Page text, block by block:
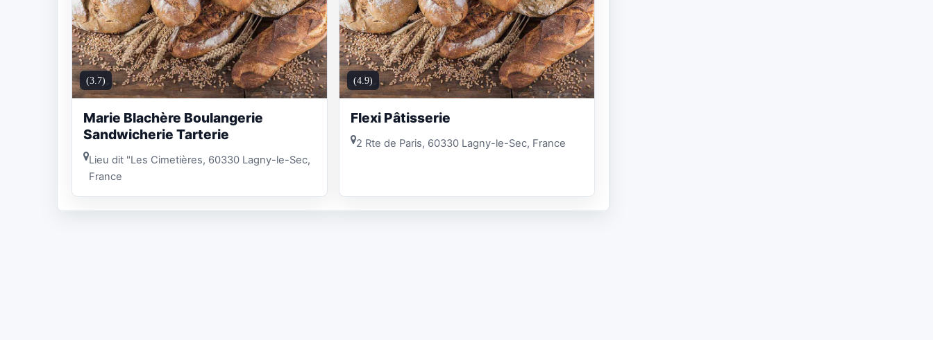
(3.7)
Marie Blachère Boulangerie
Sandwicherie Tarterie
Lieu dit "Les Cimetières, 60330 Lagny-le-Sec,
France
(4.9)
Flexi Pâtisserie
2 Rte de Paris, 60330 Lagny-le-Sec, France